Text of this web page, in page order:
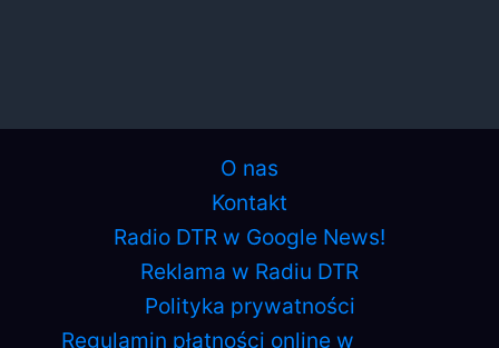
O nas
Kontakt
Radio DTR w Google News!
Reklama w Radiu DTR
Polityka prywatności
Regulamin płatności online w